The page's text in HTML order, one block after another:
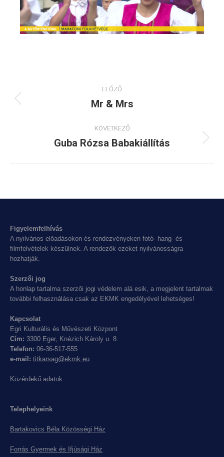
navigation
ELŐZŐ
Previous
Mr & Mrs
KÖVETKEZŐ
Next
Guba Rózsa Babakiállítás
Figyelemfelhívás
A nyilvános előadásokon és rendezvényeken fotó- hang- és
filmfelvételek készülnek. A rendezők ezeket nyilvánosságra
hozhatják.
Szerzői jog
A honlap tartalma szerzői jogi védelem alá esik, a megjelent tartalmak
további felhasználása csak az EKMK engedélyével lehetséges!
Kapcsolat
Egri Kulturális és Művészeti Központ
Cím: 3300 Eger, Knézich Károly u. 8.
Telefon: 06-36-517-555
e-mail: titkarsag@ekmk.eu
Közérdekű adatok
Telephelyeink
Bartakovics Béla Közösségi Ház
Forrás Gyermek és Ifjúsági Ház